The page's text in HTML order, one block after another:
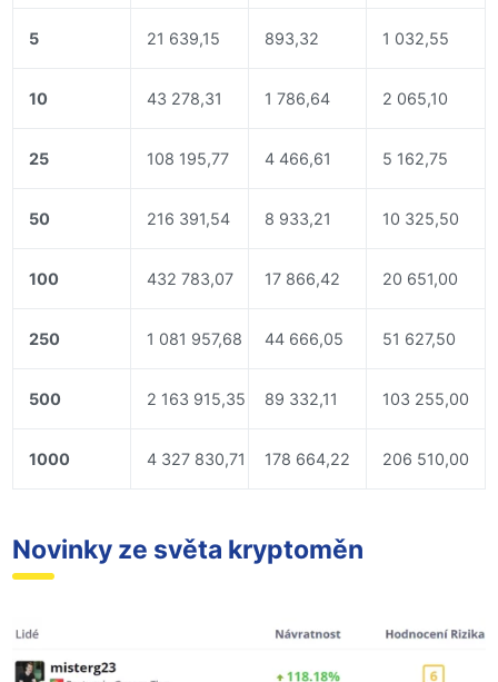
5 21 639,15 893,32 1 032,55
10 43 278,31 1 786,64 2 065,10
25 108 195,77 4 466,61 5 162,75
50 216 391,54 8 933,21 10 325,50
100 432 783,07 17 866,42 20 651,00
250 1 081 957,68 44 666,05 51 627,50
500 2 163 915,35 89 332,11 103 255,00
1000 4 327 830,71 178 664,22 206 510,00
Novinky ze světa kryptoměn